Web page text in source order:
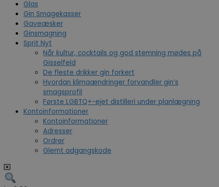
Glas
Gin Smagekasser
Gaveæsker
Ginsmagning
Sprit Nyt
Når kultur, cocktails og god stemning mødes på
Gisselfeld
De fleste drikker gin forkert
Hvordan klimaændringer forvandler gin’s
smagsprofil
Første LGBTQ+-ejet distilleri under planlægning
Kontoinformationer
Kontoinformationer
Adresser
Ordrer
Glemt adgangskode